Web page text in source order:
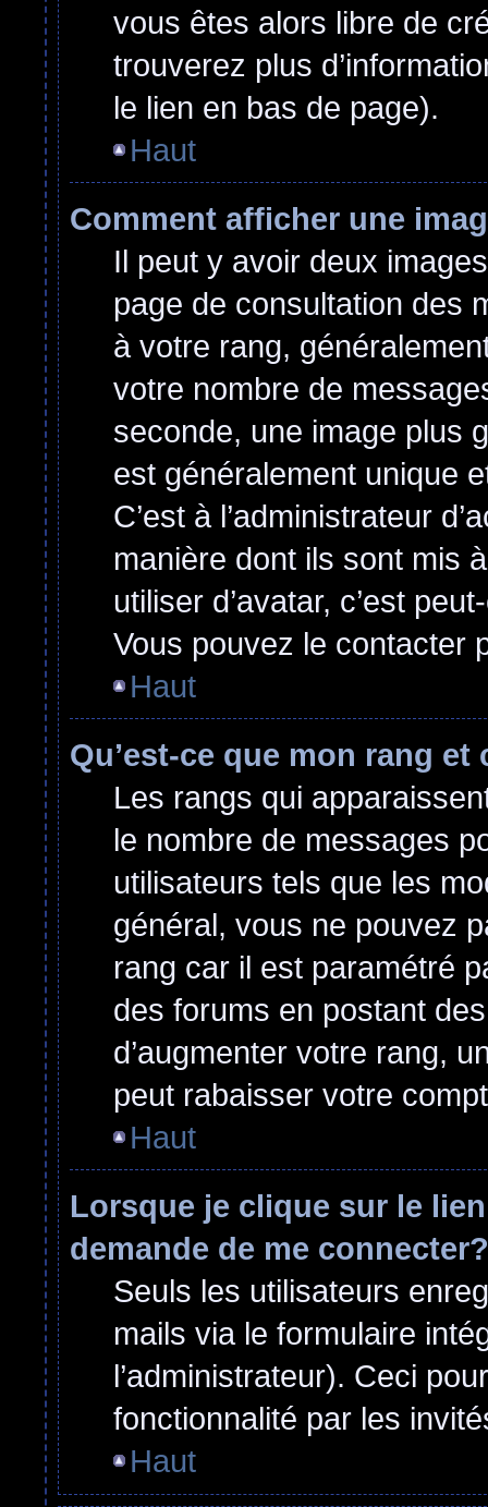
vous êtes alors libre de
trouverez plus
le lien en bas de page).
Haut
Comment afficher une
Il peut y avoir deux
page de consultation des
à votre rang,
votre nombre de
seconde, une image plus
est généralement unique
C’est à l’administrateur
manière dont ils sont mis
utiliser d’avatar, c’est
Vous pouvez le contacter
Haut
Qu’est-ce que mon rang
Les rangs qui
le nombre de messages
utilisateurs tels que les
général, vous ne pouvez
rang car il est paramétré
des forums en postant
d’augmenter votre rang,
peut rabaisser votre
Haut
Lorsque je clique sur le
demande de me connecter?
Seuls les utilisateurs
mails via le formulaire
l’administrateur). Ceci
fonctionnalité par les
Haut